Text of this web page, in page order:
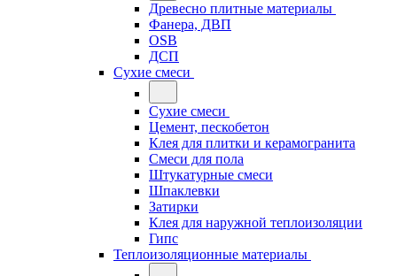
Древесно плитные материалы
Фанера, ДВП
OSB
ДСП
Сухие смеси
Сухие смеси
Цемент, пескобетон
Клея для плитки и керамогранита
Смеси для пола
Штукатурные смеси
Шпаклевки
Затирки
Клея для наружной теплоизоляции
Гипс
Теплоизоляционные материалы